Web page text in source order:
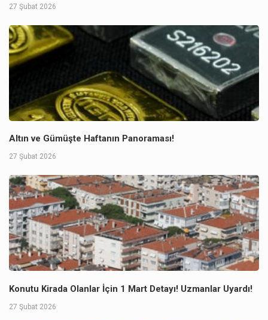
27 Şubat 2026
Altın ve Gümüşte Haftanın Panoraması!
27 Şubat 2026
Konutu Kirada Olanlar İçin 1 Mart Detayı! Uzmanlar Uyardı!
27 Şubat 2026